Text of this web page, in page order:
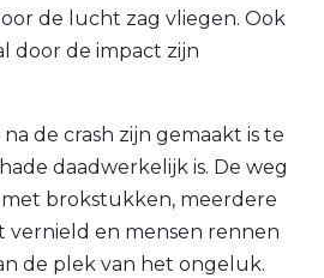
de lucht zag vliegen. Ook
door de impact zijn
de crash zijn gemaakt is te
daadwerkelijk is. De weg
met brokstukken, meerdere
vernield en mensen rennen
de plek van het ongeluk.